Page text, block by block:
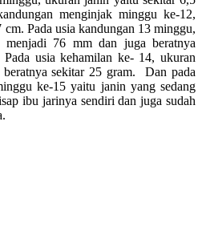
menginjak minggu ke-12,
Pada usia kandungan 13 minggu,
menjadi 76 mm dan juga beratnya
usia kehamilan ke- 14, ukuran
sekitar 25 gram. Dan pada
ke-15 yaitu janin yang sedang
ibu jarinya sendiri dan juga sudah